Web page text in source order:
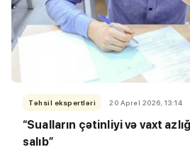
Təhsil ekspertləri 20 Aprel 2026, 13:14
“Sualların çətinliyi və vaxt
salıb”